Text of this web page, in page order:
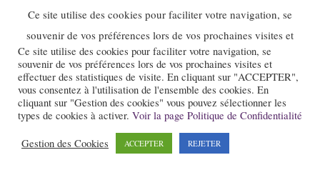
21
AOÛ
Jazz gourmand : Projet "Incandescente"
(sortie de résidence)
Donzère
21
Vichy Jazz Band
Saint-Pourçain-sur-Sioule
Ce site utilise des cookies pour faciliter votre navigation, se
souvenir de vos préférences lors de vos prochaines visites et
Ce site utilise des cookies pour faciliter votre navigation, se
souvenir de vos préférences lors de vos prochaines visites et
effectuer des statistiques de visite. En cliquant sur "ACCEPTER",
vous consentez à l'utilisation de l'ensemble des cookies. En
cliquant sur "Gestion des cookies" vous pouvez sélectionner les
types de cookies à activer. Voir la page Politique de Confidentialité
Gestion des Cookies ACCEPTER REJETER